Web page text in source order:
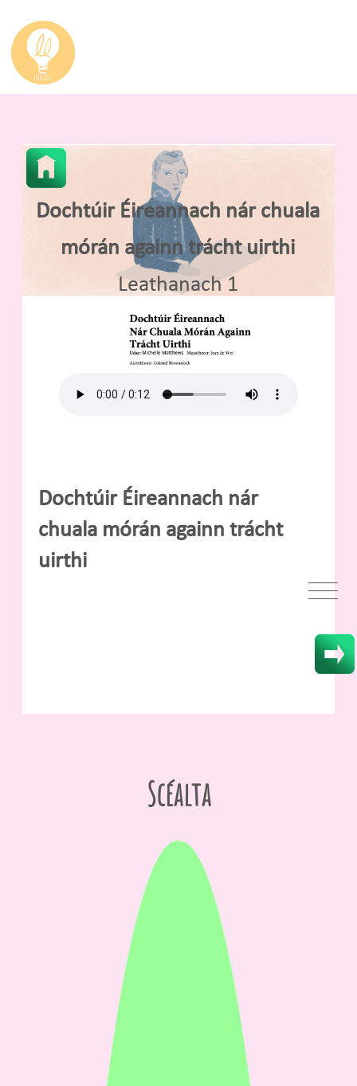
Dochtúir Éireannach nár chuala
mórán againn trácht uirthi
Leathanach 1
Dochtúir Éireannach nár
chuala mórán againn trácht
uirthi
Scéalta